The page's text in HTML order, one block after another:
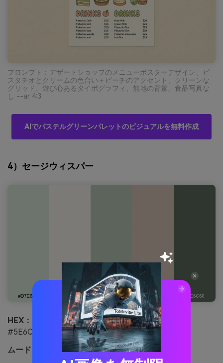
プロンプト：デザートショップのメニューポスターデザイン、ピ
スタチオとクリームの色合い＋ピーチのアクセント、クリーンな
グリッド、遊び心あるタイポグラフィ、無地の背景、食品写真な
し --ar 4:3
AIでパステルグリーンパレットのビジュアルを無料作成
4）セージウィスパー
HEX：
#D7E6D8 #F6F2EE #B8C7B6 #D6C2B5
#5E6C60
ムード：
静か、エレガント、バランス